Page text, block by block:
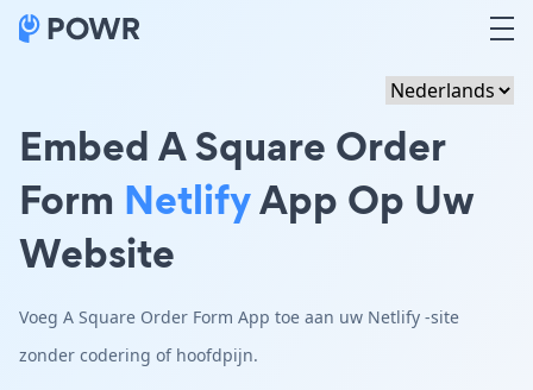
Embed A Square Order
Form NetlifyApp Op Uw
Website
Voeg A Square Order Form App toe aan uw Netlify -site
zonder codering of hoofdpijn.